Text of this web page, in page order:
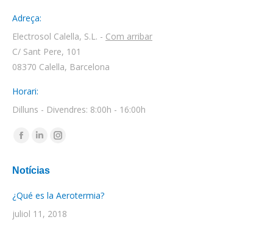
Adreça:
Electrosol Calella, S.L. - Com arribar
C/ Sant Pere, 101
08370 Calella, Barcelona
Horari:
Dilluns - Divendres: 8:00h - 16:00h
Find us on:
Facebook
opens
window
Linkedin
opens
window
Instagram
Notícias
¿Qué es la Aerotermia?
juliol 11, 2018